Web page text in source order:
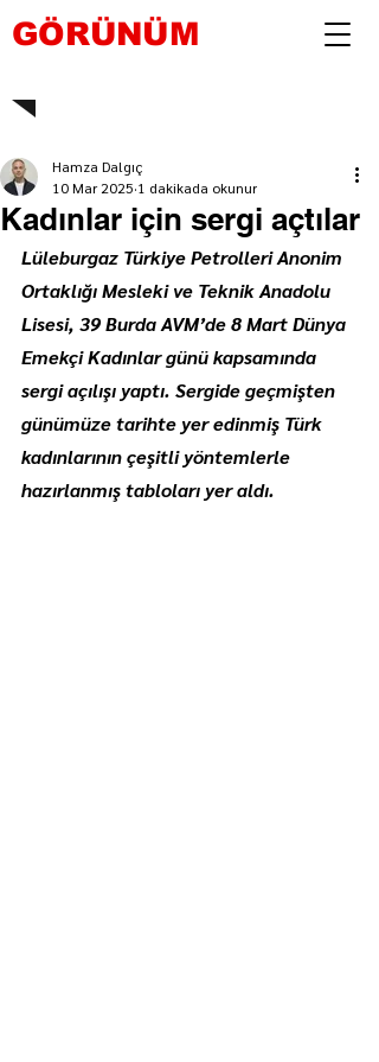
GÖRÜNÜM
Kadınlar için sergi açtılar
Hamza Dalgıç
10 Mar 2025 1 dakikada okunur
Lüleburgaz Türkiye Petrolleri Anonim
Ortaklığı Mesleki ve Teknik Anadolu
Lisesi, 39 Burda AVM’de 8 Mart Dünya
Emekçi Kadınlar günü kapsamında
sergi açılışı yaptı. Sergide geçmişten
günümüze tarihte yer edinmiş Türk
kadınlarının çeşitli yöntemlerle
hazırlanmış tabloları yer aldı.